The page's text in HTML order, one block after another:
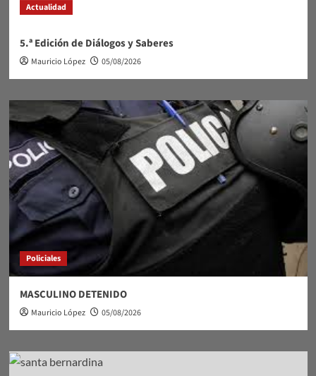
Actualidad
5.ª Edición de Diálogos y Saberes
Mauricio López 05/08/2026
Policiales
MASCULINO DETENIDO
Mauricio López 05/08/2026